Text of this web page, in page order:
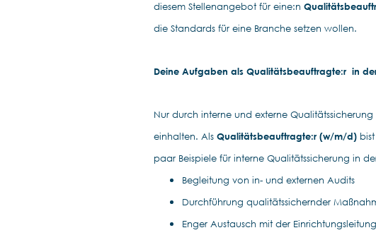
diesem Stellenangebot für eine:n
die Standards für eine Branche setzen wollen.
Deine Aufgaben als Qualitätsbeauftragte:r in
Nur durch interne und externe
einhalten. Als Qualitätsbeauftragte:r (w/m/d)
paar Beispiele für interne Qualitätssicherung in
Begleitung von in- und externen Audits
Durchführung qualitätssichernder
Enger Austausch mit der